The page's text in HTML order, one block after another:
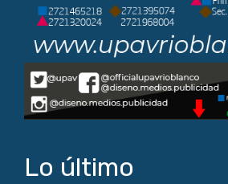
Lo último